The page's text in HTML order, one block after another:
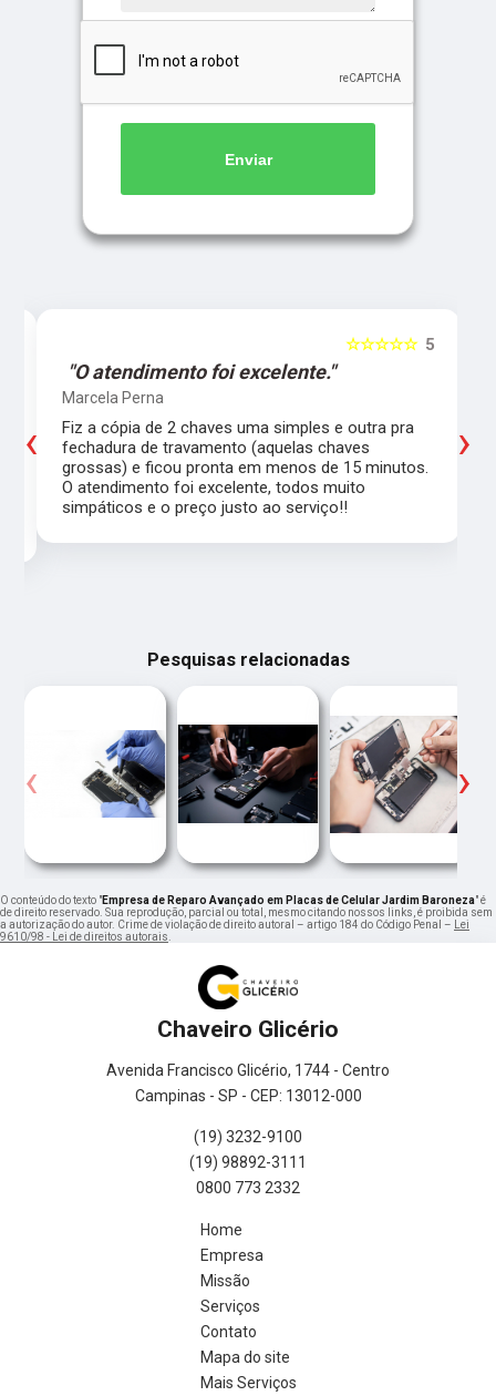
Enviar
5
☆☆☆☆☆
"O atendimento foi excelente."
Marcela Perna
Fiz a cópia de 2 chaves uma simples e outra pra
fechadura de travamento (aquelas chaves
grossas) e ficou pronta em menos de 15 minutos.
O atendimento foi excelente, todos muito
simpáticos e o preço justo ao serviço!!
‹ ›
Pesquisas relacionadas
‹ ›
O conteúdo do texto "Empresa de Reparo Avançado em Placas de Celular Jardim Baroneza" é
de direito reservado. Sua reprodução, parcial ou total, mesmo citando nossos links, é proibida sem
a autorização do autor. Crime de violação de direito autoral – artigo 184 do Código Penal – Lei
9610/98 - Lei de direitos autorais.
Chaveiro Glicério
Avenida Francisco Glicério, 1744 - Centro
Campinas - SP - CEP: 13012-000
(19) 3232-9100
(19) 98892-3111
0800 773 2332
Home
Empresa
Missão
Serviços
Contato
Mapa do site
Mais Serviços